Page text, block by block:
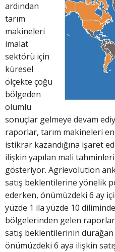
ardından
tarım
makineleri
imalat
sektörü için
küresel
ölçekte çoğu
bölgeden
olumlu
sonuçlar gelmeye devam
raporlar, tarım makineleri
istikrar kazandığına işaret
ilişkin yapılan mali
gösteriyor. Agrievolution
satış beklentilerine yönelik
ederken, önümüzdeki 6 ay
yüzde 1 ila yüzde 10
bölgelerinden gelen
satış beklentilerinin durağan
önümüzdeki 6 aya ilişkin